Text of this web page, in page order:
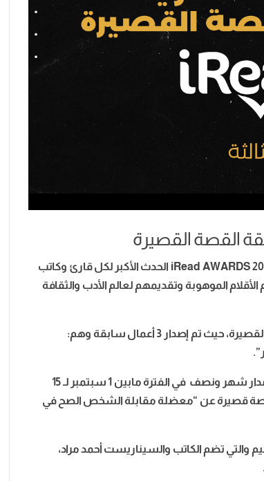
القصة القصيرة
مسابقة كتابة القصة القصيرة هي واحدة من فعاليات iRead AWARDS 2022 الحدث الأكبر لكل قارئ وكاتب
الموهوبة وتقديمهم لعالم الأدب والثقافة
ويعتبر كتاب هذا العام هو الاصدار الرابع لمسابقة القصة القصيرة، حيث تم إصدار 3 أعمال سابقة وهم:
في هذا العام تم استلام أكثر من 2,000 قصة قصيرة على مدار شهر ونصف في الفترة مابين 1 سبتمبر لـ 15
قصيرة عن “معضلة مقابلة الشخص الصح في
والتي تضم الكاتب والسيناريست أحمد مراد،